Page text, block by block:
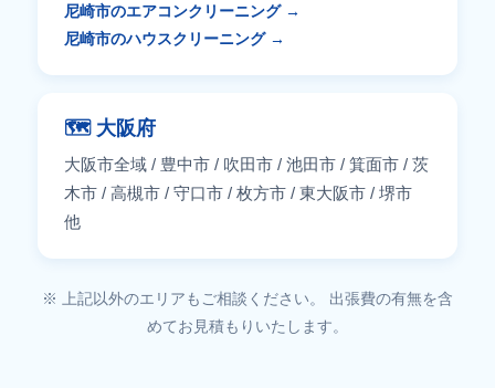
尼崎市のエアコンクリーニング →
尼崎市のハウスクリーニング →
🗺️ 大阪府
大阪市全域 / 豊中市 / 吹田市 / 池田市 / 箕面市 / 茨
木市 / 高槻市 / 守口市 / 枚方市 / 東大阪市 / 堺市
他
※ 上記以外のエリアもご相談ください。 出張費の有無を含
めてお見積もりいたします。